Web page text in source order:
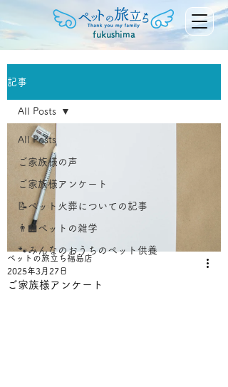
fukushima
記事
All Posts
ご家族様の声
ご家族様アンケート
📝ペット火葬についての記事
👨‍🏫ペットの雑学
🐾みんなのおうちのペット供養
All Posts
ご家族様アンケート
ペットの旅立ち福島店
2025年3月27日